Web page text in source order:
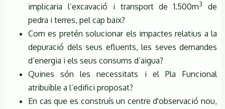
implicaria l’excavació i transport de 1.500m3
de
pedra i terres, pel cap baix?
Com es pretén solucionar els impactes relatius a la
depuració dels seus efluents, les seves demandes
d’energia i els seus consums d’aigua?
Quines són les necessitats i el Pla Funcional
atribuïble a l’edifici proposat?
En cas que es construís un centre d'observació nou,